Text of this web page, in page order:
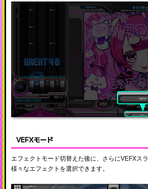
VEFXモード
エフェクトモード切替えた後に、さらにVEFXス
様々なエフェクトを選択できます。